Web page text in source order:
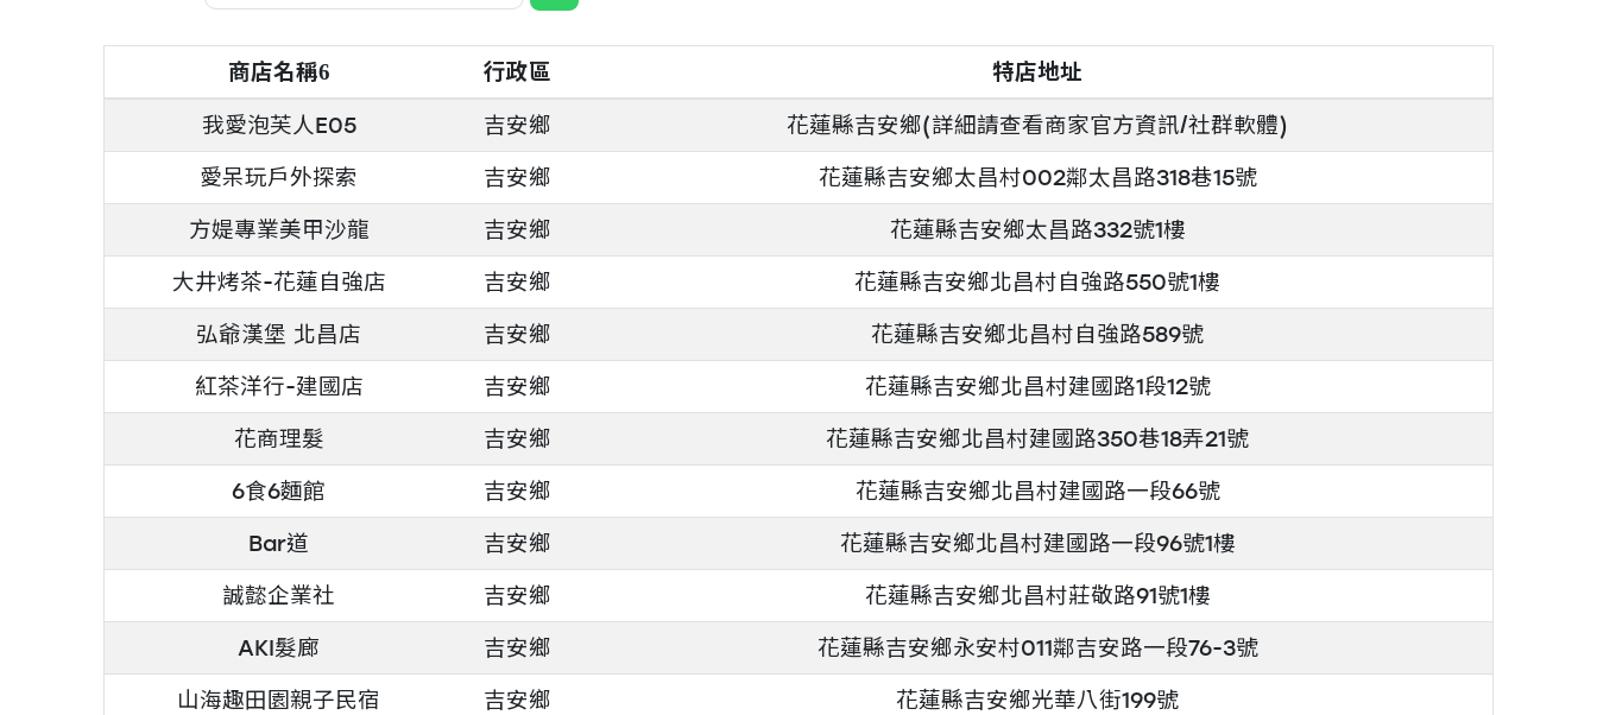
商店名稱6 行政區
特店地址
我愛泡芙人E05
吉安鄉
花蓮縣吉安鄉(詳細請查看商家官方資訊/社群軟體)
愛呆玩戶外探索
吉安鄉
花蓮縣吉安鄉太昌村002鄰太昌路318巷15號
方媞專業美甲沙龍
吉安鄉
花蓮縣吉安鄉太昌路332號1樓
大井烤茶-花蓮自強店
吉安鄉
花蓮縣吉安鄉北昌村自強路550號1樓
弘爺漢堡 北昌店
吉安鄉
花蓮縣吉安鄉北昌村自強路589號
紅茶洋行-建國店
吉安鄉
花蓮縣吉安鄉北昌村建國路1段12號
花商理髮
吉安鄉
花蓮縣吉安鄉北昌村建國路350巷18弄21號
6食6麵館
吉安鄉
花蓮縣吉安鄉北昌村建國路一段66號
Bar道
吉安鄉
花蓮縣吉安鄉北昌村建國路一段96號1樓
誠懿企業社
吉安鄉
花蓮縣吉安鄉北昌村莊敬路91號1樓
AKI髮廊
吉安鄉
花蓮縣吉安鄉永安村011鄰吉安路一段76-3號
山海趣田園親子民宿
吉安鄉
花蓮縣吉安鄉光華八街199號